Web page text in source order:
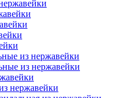
из нержавейки
из нержавейки
нержавейки